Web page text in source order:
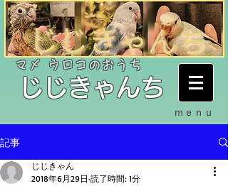
​マメ ウロコのおうち
​じじきゃんち
ｍｅｎｕ
記事
じじきゃん
2018年6月29日 読了時間: 1分